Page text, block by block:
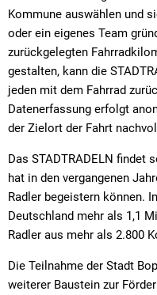
Kommune auswählen und
oder ein eigenes Team
zurückgelegten
gestalten, kann die
jeden mit dem Fahrrad
Datenerfassung erfolgt
der Zielort der Fahrt
Das STADTRADELN findet
hat in den vergangenen
Radler begeistern können.
Deutschland mehr als 1,1
Radler aus mehr als 2.800
Die Teilnahme der Stadt
weiterer Baustein zur